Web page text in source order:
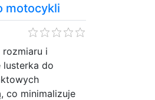
motocykli
i
lusterka do
co minimalizuje